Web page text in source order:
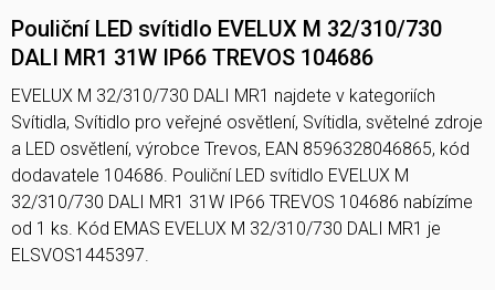
Pouliční LED svítidlo EVELUX M 32/310/730
DALI MR1 31W IP66 TREVOS 104686
EVELUX M 32/310/730 DALI MR1 najdete v kategoriích
Svítidla, Svítidlo pro veřejné osvětlení, Svítidla, světelné zdroje
a LED osvětlení, výrobce Trevos, EAN 8596328046865, kód
dodavatele 104686. Pouliční LED svítidlo EVELUX M
32/310/730 DALI MR1 31W IP66 TREVOS 104686 nabízíme
od 1 ks. Kód EMAS EVELUX M 32/310/730 DALI MR1 je
ELSVOS1445397.